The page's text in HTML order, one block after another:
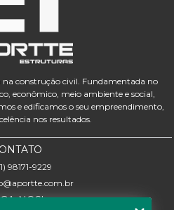
na construção civil. Fundamentada no
econômico, meio ambiente e social,
e edificamos o seu empreendimento,
nos resultados.
98171-9229
NOS!